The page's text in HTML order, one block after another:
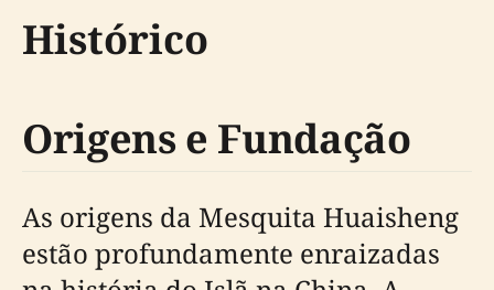
Histórico
Origens e Fundação
As origens da Mesquita Huaisheng
estão profundamente enraizadas